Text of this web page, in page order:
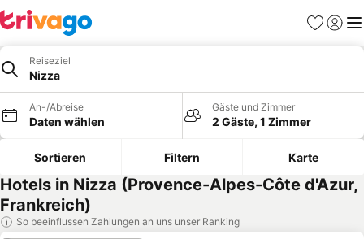
Favoriten
Reiseziel
Nizza
An-/Abreise
Daten wählen
Gäste und Zimmer
2 Gäste, 1 Zimmer
Sortieren Filtern Karte
Hotels in Nizza (Provence-Alpes-Côte d'Azur,
Frankreich)
So beeinflussen Zahlungen an uns unser Ranking